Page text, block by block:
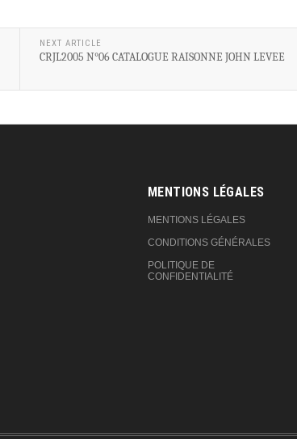
NEXT ARTICLE
CRJL2005 N°06 CATALOGUE RAISONNE JOHN LEVEE
MENTIONS LÉGALES
MENTIONS LÉGALES
CONDITIONS GÉNÉRALES
POLITIQUE DE
CONFIDENTIALITÉ